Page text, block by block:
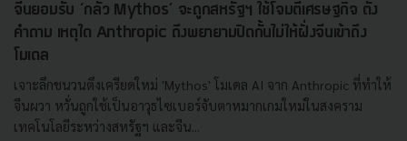
จีนยอมรับ ‘กลัว Mythos’ จะถูกสหรัฐฯ ใช้โจมตีเศรษฐกิจ ตั้ง
คำถาม เหตุใด Anthropic ถึงพยายามปิดกั้นไม่ให้ฝั่งจีนเข้าถึง
โมเดล
เจาะลึกชนวนตึงเครียดใหม่ 'Mythos' โมเดล AI จาก Anthropic ที่ทำให้
จีนผวา หวั่นถูกใช้เป็นอาวุธไซเบอร์จับตาหมากเกมใหม่ในสงคราม
เทคโนโลยีระหว่างสหรัฐฯ และจีน...